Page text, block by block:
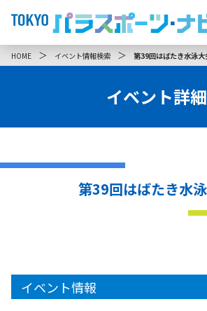
HOME ＞ イベント情報検索 ＞ 第39回はばたき水泳大
イベント詳細
第39回はばたき水
イベント情報